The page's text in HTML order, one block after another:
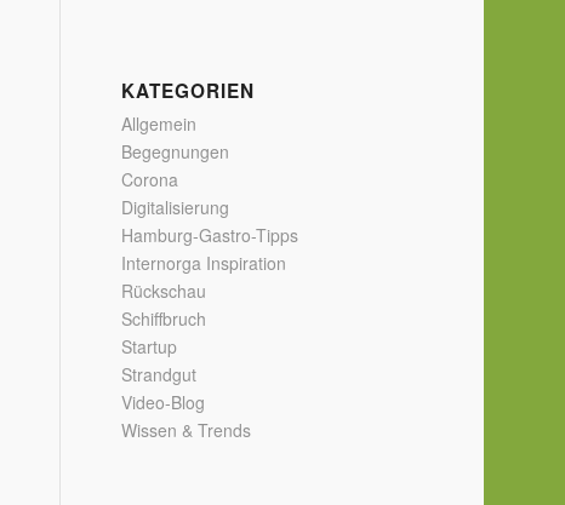
KATEGORIEN
Allgemein
Begegnungen
Corona
Digitalisierung
Hamburg-Gastro-Tipps
Internorga Inspiration
Rückschau
Schiffbruch
Startup
Strandgut
Video-Blog
Wissen & Trends